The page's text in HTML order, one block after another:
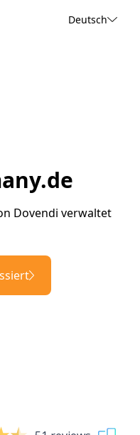
Deutsch
Dovendi verwaltet